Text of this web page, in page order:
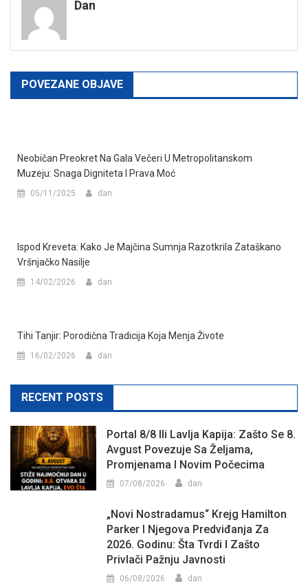
Dan
POVEZANE OBJAVE
Neobičan Preokret Na Gala Večeri U Metropolitanskom
Muzeju: Snaga Digniteta I Prava Moć
05/11/2025 dan
Ispod Kreveta: Kako Je Majčina Sumnja Razotkrila Zataškano
Vršnjačko Nasilje
14/02/2026 dan
Tihi Tanjir: Porodična Tradicija Koja Menja Živote
16/02/2026 dan
RECENT POSTS
Portal 8/8 Ili Lavlja Kapija: Zašto Se 8.
Avgust Povezuje Sa Željama,
Promjenama I Novim Počecima
07/08/2026 dan
„Novi Nostradamus“ Krejg Hamilton
Parker I Njegova Predviđanja Za
2026. Godinu: Šta Tvrdi I Zašto
Privlači Pažnju Javnosti
06/08/2026 dan